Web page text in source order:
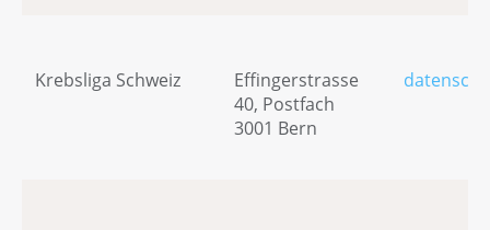
Krebsliga Schweiz
Effingerstrasse
40, Postfach
3001 Bern